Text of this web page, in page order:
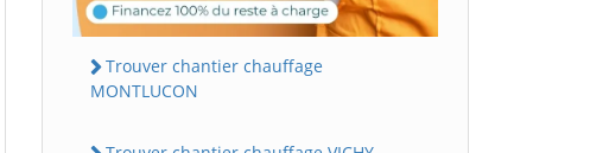
Trouver chantier chauffage
MONTLUCON